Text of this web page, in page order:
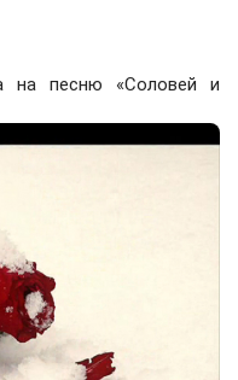
на песню «Соловей и